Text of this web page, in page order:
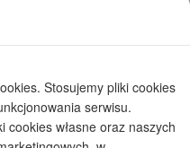
Stosujemy pliki cookies
serwisu.
cookies własne oraz naszych